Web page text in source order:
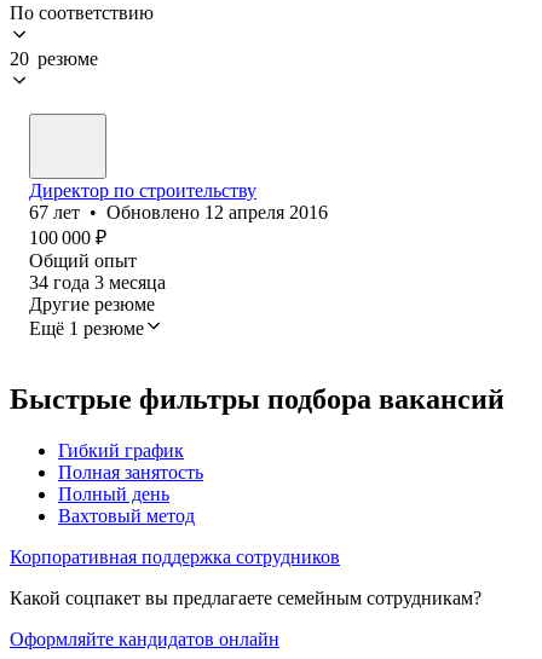
По соответствию
20 резюме
Директор по строительству
67 лет • Обновлено 12 апреля 2016
100 000 ₽
Общий опыт
34 года 3 месяца
Другие резюме
Ещё 1 резюме
Быстрые фильтры подбора вакансий
Гибкий график
Полная занятость
Полный день
Вахтовый метод
Корпоративная поддержка сотрудников
Какой соцпакет вы предлагаете семейным сотрудникам?
Оформляйте кандидатов онлайн